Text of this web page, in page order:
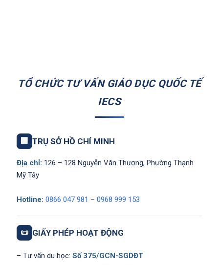
TỔ CHỨC TƯ VẤN GIÁO DỤC QUỐC TẾ
IECS
🏢 TRỤ SỞ HỒ CHÍ MINH
Địa chỉ: 126 – 128 Nguyễn Văn Thương, Phường Thạnh
Mỹ Tây
Hotline: 0866 047 981 – 0968 999 153
📜 GIẤY PHÉP HOẠT ĐỘNG
– Tư vấn du học: Số 375/GCN-SGDĐT